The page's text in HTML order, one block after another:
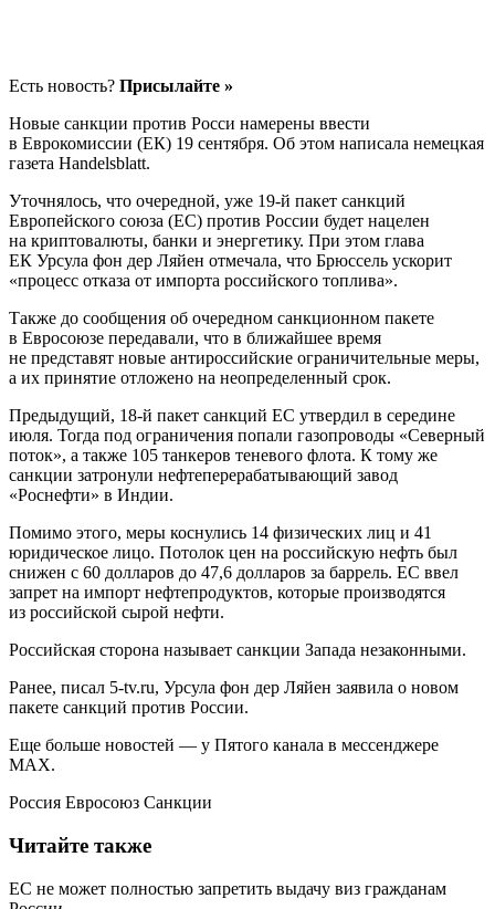
Есть новость? Присылайте »
Новые санкции против Росси намерены ввести
в Еврокомиссии (ЕК) 19 сентября. Об этом написала немецкая
газета Handelsblatt.
Уточнялось, что очередной, уже 19-й пакет санкций
Европейского союза (ЕС) против России будет нацелен
на криптовалюты, банки и энергетику. При этом глава
ЕК Урсула фон дер Ляйен отмечала, что Брюссель ускорит
«процесс отказа от импорта российского топлива».
Также до сообщения об очередном санкционном пакете
в Евросоюзе передавали, что в ближайшее время
не представят новые антироссийские ограничительные меры,
а их принятие отложено на неопределенный срок.
Предыдущий, 18-й пакет санкций ЕС утвердил в середине
июля. Тогда под ограничения попали газопроводы «Северный
поток», а также 105 танкеров теневого флота. К тому же
санкции затронули нефтеперерабатывающий завод
«Роснефти» в Индии.
Помимо этого, меры коснулись 14 физических лиц и 41
юридическое лицо. Потолок цен на российскую нефть был
снижен с 60 долларов до 47,6 долларов за баррель. ЕС ввел
запрет на импорт нефтепродуктов, которые производятся
из российской сырой нефти.
Российская сторона называет санкции Запада незаконными.
Ранее, писал 5-tv.ru, Урсула фон дер Ляйен заявила о новом
пакете санкций против России.
Еще больше новостей — у Пятого канала в мессенджере
MAX.
Россия Евросоюз Санкции
Читайте также
ЕС не может полностью запретить выдачу виз гражданам